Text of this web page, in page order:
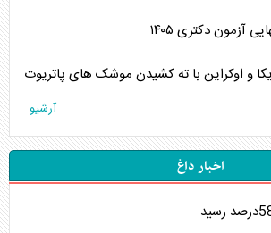
آزمون دکتری ۱۴۰۵
و اوکراین با ته کشیدن موشک های پاتریوت
آرشیو...
اخبار داغ